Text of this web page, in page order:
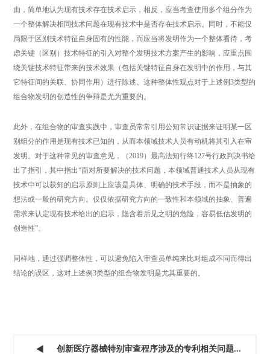
由，简单地认为现有技术存在技术启示，相反，应当考查使用多个组分作为
一个整体解决相同技术问题在现有技术中是否存在技术启示。同时，不能仅
局限于区别技术特征自身固有的性能，而应当将发明作为一个整体看待，考
虑关键（区别）技术特征的引入对整个发明技术方案产生的影响，应重点围
绕关键技术特征带来的技术效果（包括关键特征自身在发明中的作用，与其
它特征间的关联、协同作用）进行陈述。这种整体性观点对于上述例3类型的
组合物发明的创造性的争辩是尤为重要的。
此外，在组合物的审查实践中，审查员常常引用公知常识证据来证明某一区
别组分的作用是现有技术已知的，从而本领域技术人员有动机将其引入在审
发明。对于这种常见的审查意见，（2019）最高法知行终127号行政判决书给
出了指引，其中指出“面对所要解决的技术问题，本领域普通技术人员从现有
技术中可以获知的启示原则上应该是具体、明确的技术手段，而不是抽象的
想法或一般的研究方向。仅仅依据研究方向的一致性和本领域的抽象、普遍
需求来认定现有技术给出的启示，隐含着后见之明的危险，容易低估发明的
创造性”。
同样地，通过强调整体性，可以避免陷入审查员单纯来比对组成不同而得出
结论的误区，这对上述例3类型的组合物发明是尤其重要的。
 创新医疗器械特别审查程序涉及的专利相关问题...